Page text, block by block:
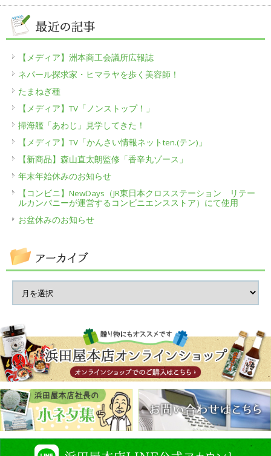
【メディア】洲本商工会議所広報誌
ネパール探求家・ヒマラヤを歩く美容師！
たまねぎ種
【メディア】TV「ノンストップ！」
掃海艦「あわじ」見学してきた！
【メディア】TV「かんさい情報ネットten.(テン)」
【新商品】森山直太朗監修「香辛丸ゾース」
年末年始休みのお知らせ
【コンビニ】NewDays（JR東日本クロスステーション リテー
ルカンパニーが運営するコンビニエンスストア）にて使用
お盆休みのお知らせ